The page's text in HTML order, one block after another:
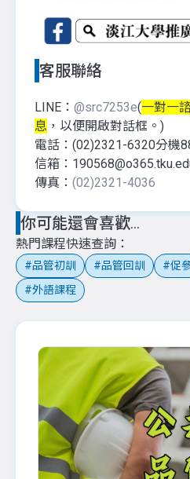
客服聯絡
LINE： @src7253e(一對一
息 ，以便開啟對話框。)
電話：(02)2321-6320分機
信箱：
傳真： (02)2321-4036
你可能還會喜歡...
熱門課程快速查詢
品管初訓 品管回訓 促
外語課程